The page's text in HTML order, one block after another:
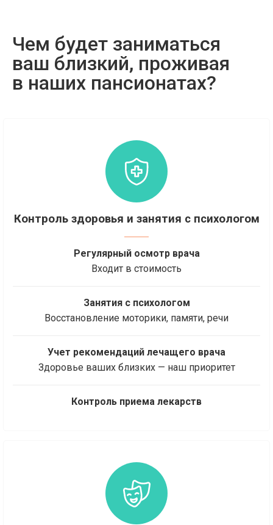
Чем будет заниматься
ваш близкий, проживая
в наших пансионатах?
Контроль здоровья и занятия с психологом
Регулярный осмотр врача
Входит в стоимость
Занятия с психологом
Восстановление моторики, памяти, речи
Учет рекомендаций лечащего врача
Здоровье ваших близких — наш приоритет
Контроль приема лекарств